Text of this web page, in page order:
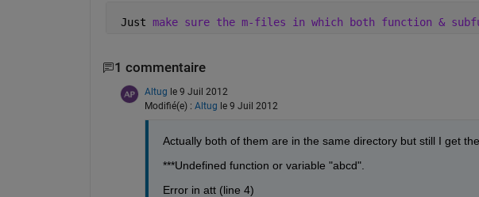
Just make sure the m-files in which both function &
1 commentaire
Altug le 9 Juil 2012
Modifié(e) : Altug le 9 Juil 2012
Actually both of them are in the same directory but still I get
***Undefined function or variable "abcd".
Error in att (line 4)